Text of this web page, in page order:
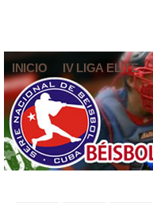
INICIO IV LIGA ELITE